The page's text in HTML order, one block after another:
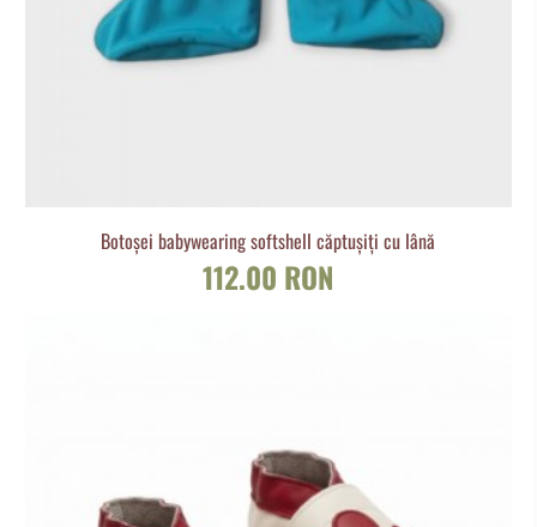
Botoșei babywearing softshell căptușiți cu lână
112.00 RON